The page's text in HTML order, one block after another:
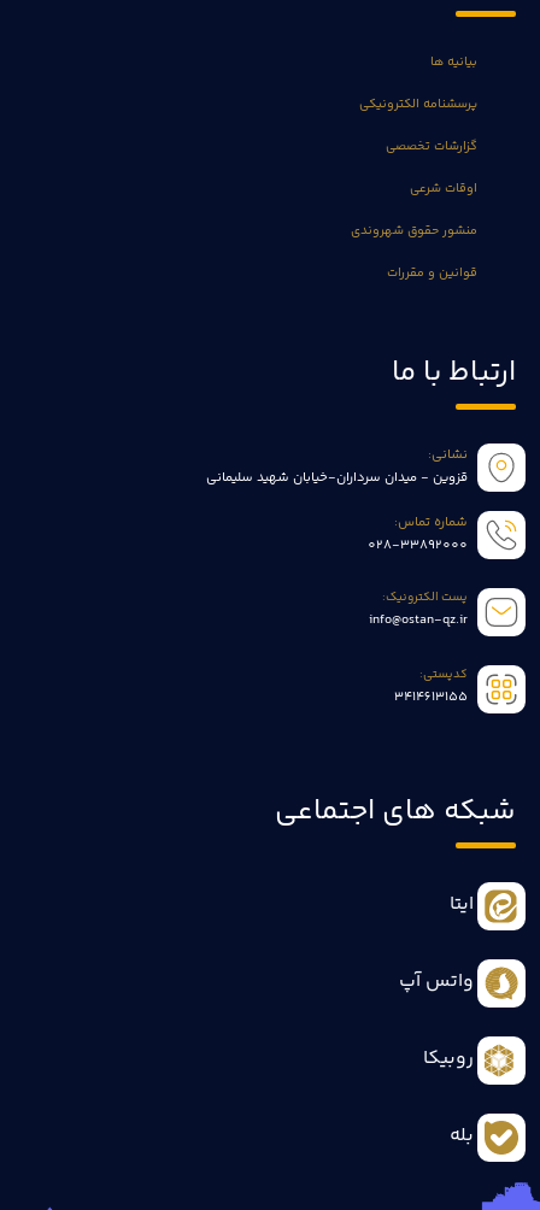
بیانیه ها
پرسشنامه الکترونیکی
گزارشات تخصصی
اوقات شرعی
منشور حقوق شهروندی
قوانین و مقررات
ارتباط با ما
نشانی:
قزوین - میدان سرداران-خیابان شهید سلیمانی
شماره تماس:
028-33892000
پست الکترونیک:
info@ostan-qz.ir
کدپستی:
3414613155
شبکه های اجتماعی
ایتا
واتس آپ
روبیکا
بله